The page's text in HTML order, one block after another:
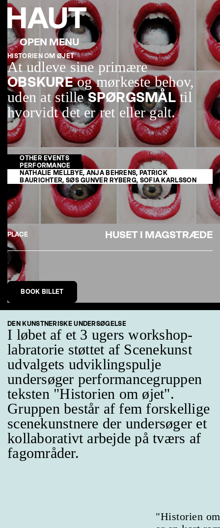
HISTORIEN OM ØJET
At udleve sine primære
OBSKUREog mørkeste behov,
uden at stilleSPØRGSMÅLtil
hvorvidt det er ret eller galt.
OTHER EVENTS
PERFORMANCE
NATHALIE MELLBYE, ANJA BEHRENS, PATRICK
BAURICHTER, SØS GUNVER RYBERG, SOFIA KARLSSON
PLACE HUSET I MAGSTRÆDE
BOOK BILLET
DEN KUNSTNERISKE UNDERSØGELSE
I løbet af et 3 ugers workshop-
labratorie støttet af Scenekunst
udvalgets udviklingspulje
undersøger performancegruppen
teksten "Historien om øjet".
Gruppen består af fem forskellige
scenekunstnere der undersøger et
kollaborativt arbejde på tværs af
fagområder.
"Historien